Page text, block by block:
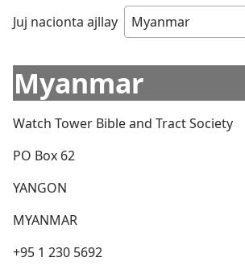
Juj nacionta ajllay
Myanmar
Watch Tower Bible and Tract Society
PO Box 62
YANGON
MYANMAR
+95 1 230 5692